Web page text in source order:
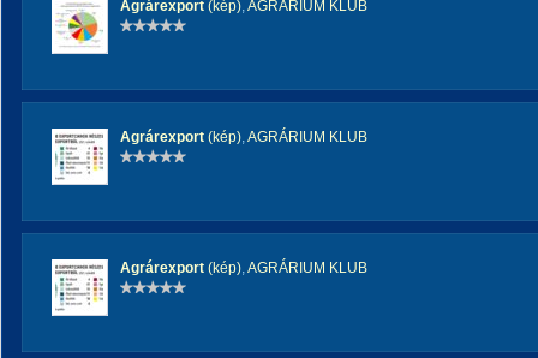
Agrárexport (kép),AGRÁRIUM KLUB
Agrárexport (kép),AGRÁRIUM KLUB
Agrárexport (kép),AGRÁRIUM KLUB